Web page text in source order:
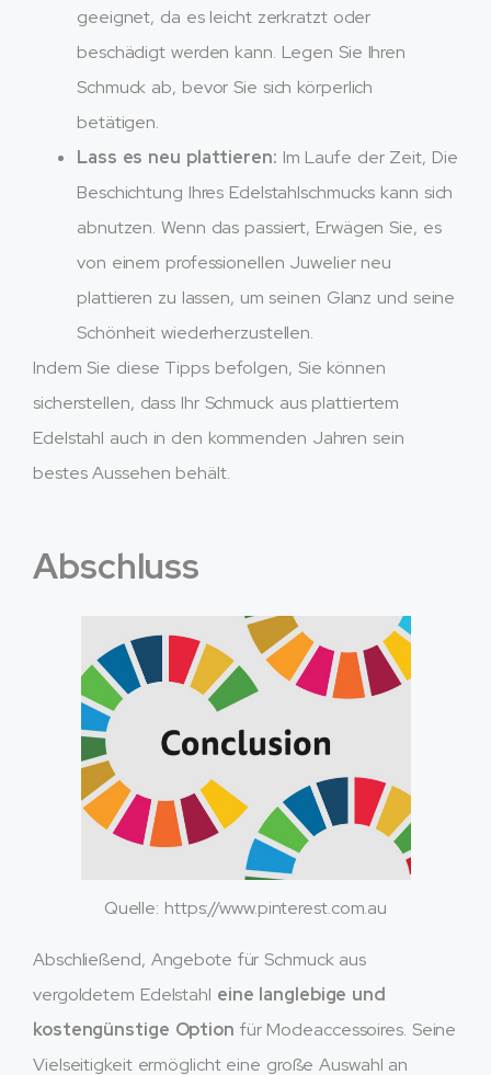
geeignet, da es leicht zerkratzt oder
beschädigt werden kann. Legen Sie Ihren
Schmuck ab, bevor Sie sich körperlich
betätigen.
Lass es neu plattieren: Im Laufe der Zeit, Die
Beschichtung Ihres Edelstahlschmucks kann sich
abnutzen. Wenn das passiert, Erwägen Sie, es
von einem professionellen Juwelier neu
plattieren zu lassen, um seinen Glanz und seine
Schönheit wiederherzustellen.
Indem Sie diese Tipps befolgen, Sie können
sicherstellen, dass Ihr Schmuck aus plattiertem
Edelstahl auch in den kommenden Jahren sein
bestes Aussehen behält.
Abschluss
Quelle: https://www.pinterest.com.au
Abschließend, Angebote für Schmuck aus
vergoldetem Edelstahl eine langlebige und
kostengünstige Option für Modeaccessoires. Seine
Vielseitigkeit ermöglicht eine große Auswahl an